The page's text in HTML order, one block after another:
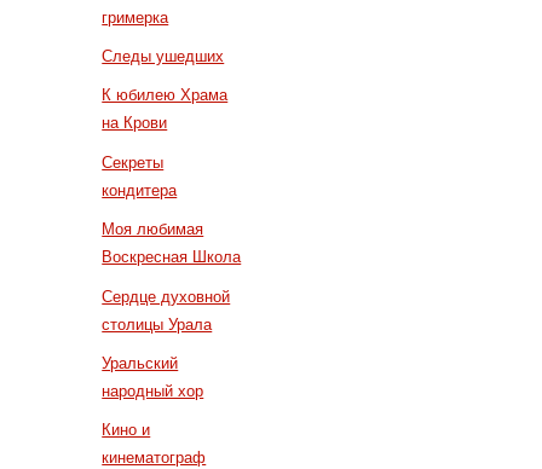
гримерка
Следы ушедших
К юбилею Храма
на Крови
Секреты
кондитера
Моя любимая
Воскресная Школа
Сердце духовной
столицы Урала
Уральский
народный хор
Кино и
кинематограф